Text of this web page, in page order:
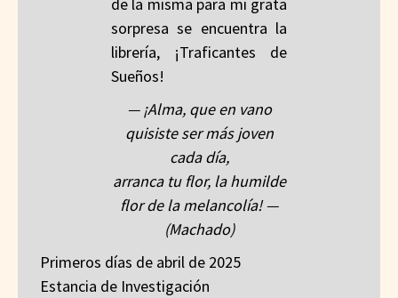
sorpresa se encuentra la
librería, ¡Traficantes de
Sueños!
— ¡Alma, que en vano
quisiste ser más joven
cada día,
arranca tu flor, la humilde
flor de la melancolía! —
(Machado)
Primeros días de abril de 2025
Estancia de Investigación